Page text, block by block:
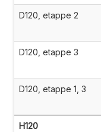
D120, etappe 2
D120, etappe 3
D120, etappe 1, 3
H120